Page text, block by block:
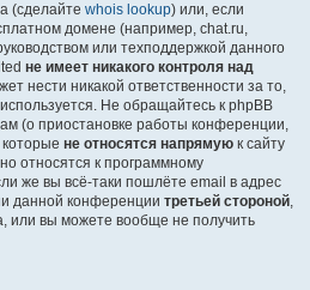
(сделайте whois lookup) или, если
домене (например, chat.ru,
или техподдержкой данного
не имеет никакого контроля над
нести никакой ответственности за то,
Не обращайтесь к phpBB
(о приостановке работы конференции,
которые не относятся напрямую к сайту
относятся к программному
же вы всё-таки пошлёте email в адрес
данной конференции третьей стороной,
или вы можете вообще не получить